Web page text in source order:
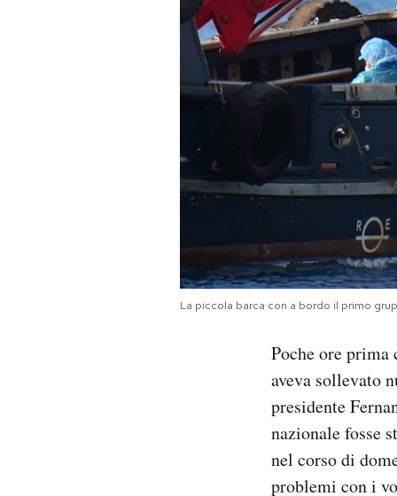
La piccola barca con a bordo il primo
Poche ore prima
aveva sollevato
presidente
nazionale fosse
nel corso di
problemi con i